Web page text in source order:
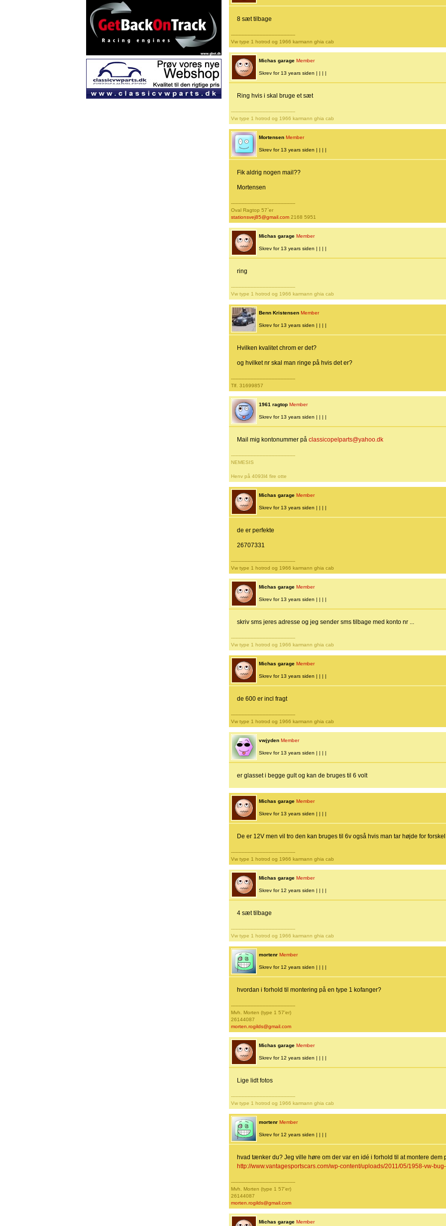
8 sæt tilbage
-------------------------------------------
Vw type 1 hotrod og 1966 karmann ghia cab
Michas garage Member
Skrev for 13 years siden | | | |
Ring hvis i skal bruge et sæt
-------------------------------------------
Vw type 1 hotrod og 1966 karmann ghia cab
Mortensen Member
Skrev for 13 years siden | | | |
Fik aldrig nogen mail??
Mortensen
-------------------------------------------
Oval Ragtop 57`er
stationsvej85@gmail.com 2168 5951
Michas garage Member
Skrev for 13 years siden | | | |
ring
-------------------------------------------
Vw type 1 hotrod og 1966 karmann ghia cab
Benn Kristensen Member
Skrev for 13 years siden | | | |
Hvilken kvalitet chrom er det?
og hvilket nr skal man ringe på hvis det er?
-------------------------------------------
Tlf. 31699857
1961 ragtop Member
Skrev for 13 years siden | | | |
Mail mig kontonummer på classicopelparts@yahoo.dk
-------------------------------------------
NEMESIS
Henv på 4093l4 fire otte
Michas garage Member
Skrev for 13 years siden | | | |
de er perfekte
26707331
-------------------------------------------
Vw type 1 hotrod og 1966 karmann ghia cab
Michas garage Member
Skrev for 13 years siden | | | |
skriv sms jeres adresse og jeg sender sms tilbage med konto nr ...
-------------------------------------------
Vw type 1 hotrod og 1966 karmann ghia cab
Michas garage Member
Skrev for 13 years siden | | | |
de 600 er incl fragt
-------------------------------------------
Vw type 1 hotrod og 1966 karmann ghia cab
vwjyden Member
Skrev for 13 years siden | | | |
er glasset i begge gult og kan de bruges til 6 volt
Michas garage Member
Skrev for 13 years siden | | | |
De er 12V men vil tro den kan bruges til 6v også hvis man tar højde for
-------------------------------------------
Vw type 1 hotrod og 1966 karmann ghia cab
Michas garage Member
Skrev for 12 years siden | | | |
4 sæt tilbage
-------------------------------------------
Vw type 1 hotrod og 1966 karmann ghia cab
mortenr Member
Skrev for 12 years siden | | | |
hvordan i forhold til montering på en type 1 kofanger?
-------------------------------------------
Mvh. Morten (type 1 57'er)
26144087
morten.rogilds@gmail.com
Michas garage Member
Skrev for 12 years siden | | | |
Lige lidt fotos
-------------------------------------------
Vw type 1 hotrod og 1966 karmann ghia cab
mortenr Member
Skrev for 12 years siden | | | |
hvad tænker du? Jeg ville høre om der var en idé i forhold til at montere dem
http://www.vantagesportscars.com/wp-content/uploads/2011/05/1958-vw-
-------------------------------------------
Mvh. Morten (type 1 57'er)
26144087
morten.rogilds@gmail.com
Michas garage Member